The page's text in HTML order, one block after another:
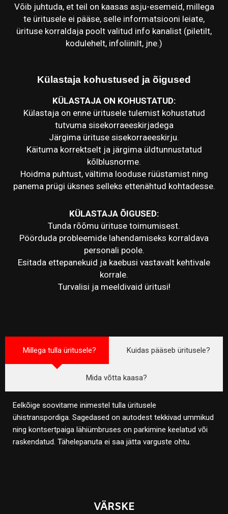
Võib juhtuda, et teil on kaasas asju-esemeid, millega
te üritusele ei pääse, selle informatsiooni leiate,
ürituse korraldaja poolt valitud info kanalist (piletilt,
kodulehelt, infoliinilt, jne.)
Külastaja kohustused ja õigused
KÜLASTAJA ON KOHUSTATUD:
Külastaja on enne üritusele tulemist kohustatud
tutvuma sisekorraeeskirjadega
Järgima ürituse sisekorraeeskirju.
Käituma korrektselt ja järgima üldtunnustatud
kõlblusnorme.
Hoidma puhtust, vältima looduse rüüstamist ning
panema prügi üksnes selleks ettenähtud kohtadesse.
KÜLASTAJA ÕIGUSED:
Tunda rõõmu ürituse toimumisest.
Pöörduda probleemide lahendamiseks korraldava
personali poole.
Esitada ettepanekuid ja kaebusi vastavalt kehtivale
korrale.
Turvalisi ja meeldivaid üritusi!
Millega tulla üritusele? Kuidas pääseb üritusele?
Mida võtta kaasa?
Eelkõige soovitame inimestel tulla üritusele
ühistranspordiga. Sagedased on autodest tekkivad ummikud
ning kontsertpaiga lähiümbruses on parkimine keelatud või
raskendatud. Tähelepanuta ei saa jätta varguste ohtu.
VÄRSKE